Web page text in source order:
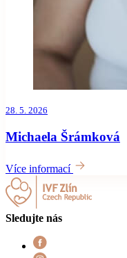
28. 5. 2026
Michaela Šrámková
Více informací
Sledujte nás